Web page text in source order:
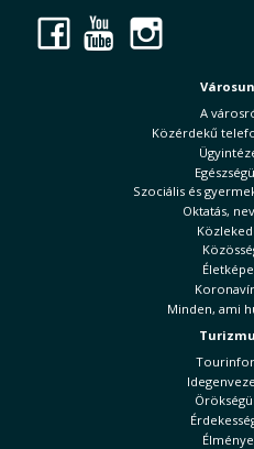
Facebook
A
Közérdekű
Szociális és
Oktatás,
Minden, ami